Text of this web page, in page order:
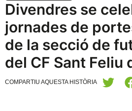
Divendres se
jornades de
de la secció de
del CF Sant Feliu
COMPARTIU AQUESTA HISTÒRIA